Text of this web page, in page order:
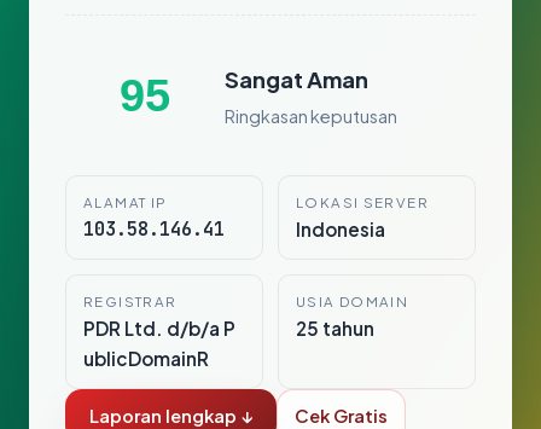
95 Sangat Aman
Ringkasan keputusan
ALAMAT IP
103.58.146.41
LOKASI SERVER
Indonesia
REGISTRAR
PDR Ltd. d/b/a P
ublicDomainR
USIA DOMAIN
25 tahun
Laporan lengkap ↓ Cek Gratis